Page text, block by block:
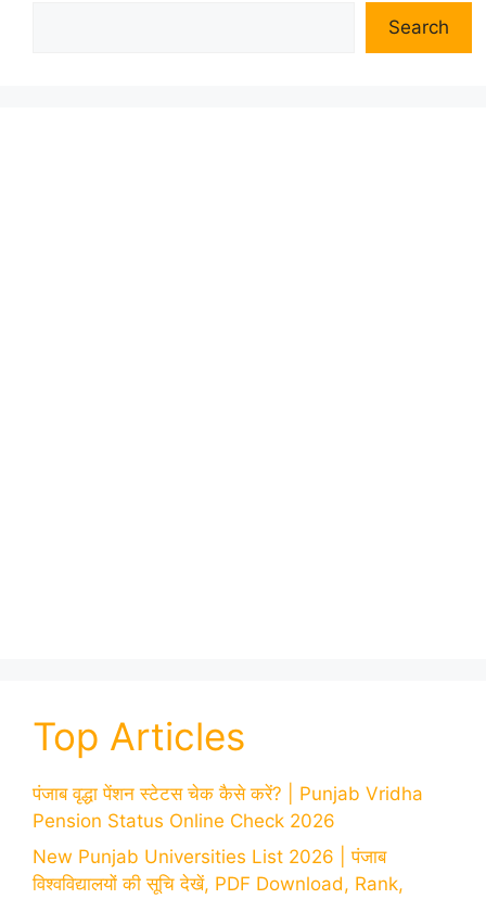
Search
Top Articles
पंजाब वृद्धा पेंशन स्टेटस चेक कैसे करें? | Punjab Vridha
Pension Status Online Check 2026
New Punjab Universities List 2026 | पंजाब
विश्वविद्यालयों की सूचि देखें, PDF Download, Rank,